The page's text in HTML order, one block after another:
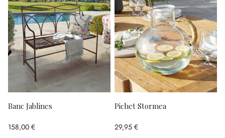
Banc Jablines
158,00 €
Pichet Stormea
29,95 €